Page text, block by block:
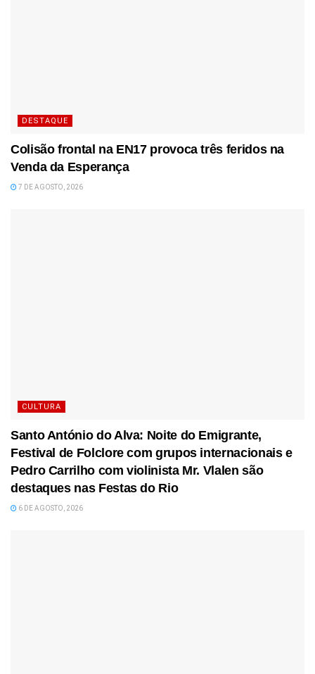
DESTAQUE
Colisão frontal na EN17 provoca três feridos na
Venda da Esperança
7 DE AGOSTO, 2026
CULTURA
Santo António do Alva: Noite do Emigrante,
Festival de Folclore com grupos internacionais e
Pedro Carrilho com violinista Mr. Vlalen são
destaques nas Festas do Rio
6 DE AGOSTO, 2026